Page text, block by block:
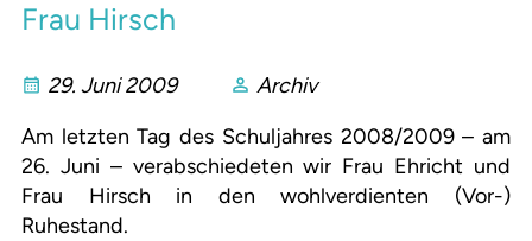
Frau Hirsch
29. Juni 2009
Archiv
Am letzten Tag des Schuljahres 2008/2009 – am
26. Juni – verabschiedeten wir Frau Ehricht und
Frau Hirsch in den wohlverdienten (Vor-)
Ruhestand.